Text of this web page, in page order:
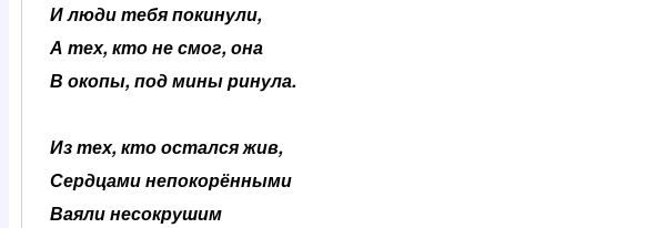
И люди тебя покинули,
А тех, кто не смог, она
В окопы, под мины ринула.
Из тех, кто остался жив,
Сердцами непокорёнными
Ваяли несокрушим